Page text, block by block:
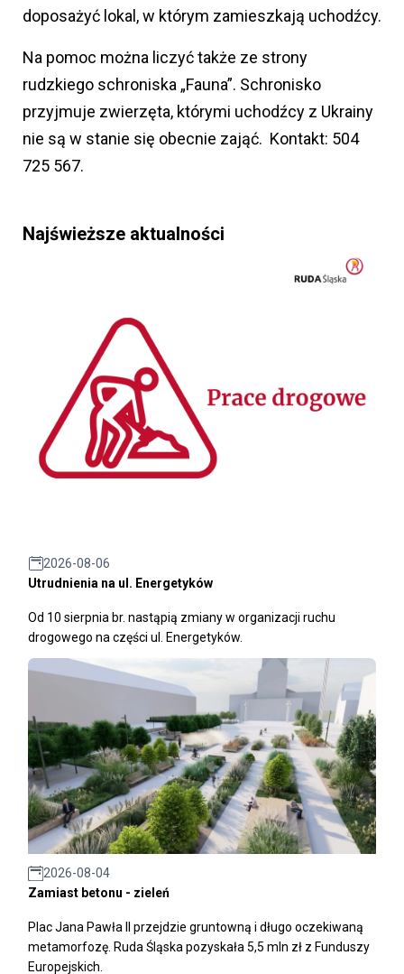
doposażyć lokal, w którym zamieszkają uchodźcy.
Na pomoc można liczyć także ze strony
rudzkiego schroniska „Fauna”. Schronisko
przyjmuje zwierzęta, którymi uchodźcy z Ukrainy
nie są w stanie się obecnie zająć. Kontakt: 504
725 567.
Najświeższe aktualności
2026-08-06
Utrudnienia na ul. Energetyków
Od 10 sierpnia br. nastąpią zmiany w organizacji ruchu
drogowego na części ul. Energetyków.
2026-08-04
Zamiast betonu - zieleń
Plac Jana Pawła II przejdzie gruntowną i długo oczekiwaną
metamorfozę. Ruda Śląska pozyskała 5,5 mln zł z Funduszy
Europejskich.